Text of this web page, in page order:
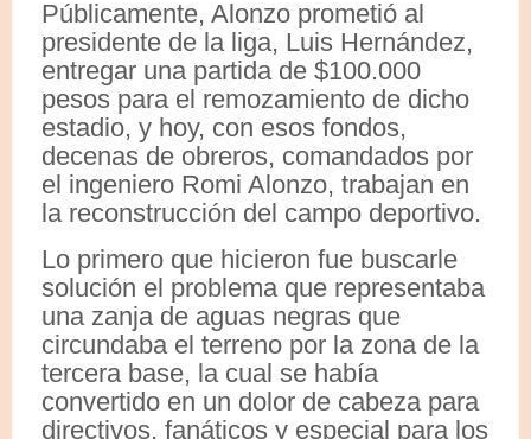
Públicamente, Alonzo prometió al
presidente de la liga, Luis Hernández,
entregar una partida de $100.000
pesos para el remozamiento de dicho
estadio, y hoy, con esos fondos,
decenas de obreros, comandados por
el ingeniero Romi Alonzo, trabajan en
la reconstrucción del campo deportivo.
Lo primero que hicieron fue buscarle
solución el problema que representaba
una zanja de aguas negras que
circundaba el terreno por la zona de la
tercera base, la cual se había
convertido en un dolor de cabeza para
directivos, fanáticos y especial para los